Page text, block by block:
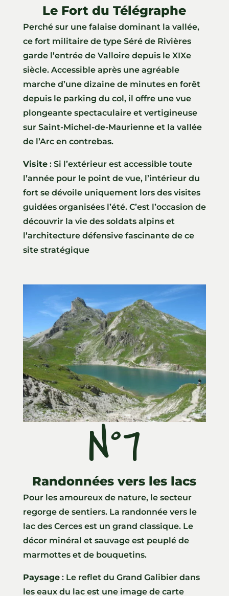
Le Fort du Télégraphe
Perché sur une falaise dominant la vallée,
ce fort militaire de type Séré de Rivières
garde l’entrée de Valloire depuis le XIXe
siècle. Accessible après une agréable
marche d’une dizaine de minutes en forêt
depuis le parking du col, il offre une vue
plongeante spectaculaire et vertigineuse
sur Saint-Michel-de-Maurienne et la vallée
de l’Arc en contrebas.
Visite: Si l’extérieur est accessible toute
l’année pour le point de vue, l’intérieur du
fort se dévoile uniquement lors des visites
guidées organisées l’été. C’est l’occasion de
découvrir la vie des soldats alpins et
l’architecture défensive fascinante de ce
site stratégique
N°7
Randonnées vers les lacs
Pour les amoureux de nature, le secteur
regorge de sentiers. La randonnée vers le
lac des Cerces est un grand classique. Le
décor minéral et sauvage est peuplé de
marmottes et de bouquetins.
Paysage: Le reflet du Grand Galibier dans
les eaux du lac est une image de carte